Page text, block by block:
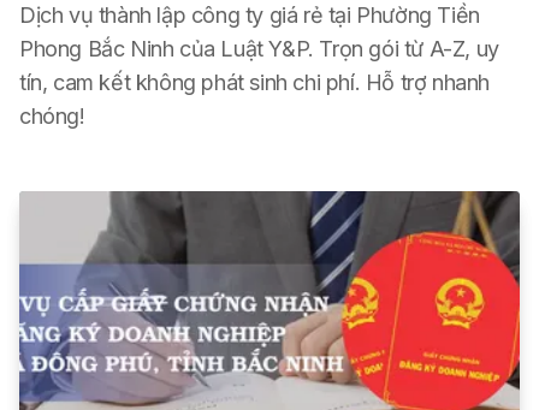
Dịch vụ thành lập công ty giá rẻ tại Phường Tiền
Phong Bắc Ninh của Luật Y&P. Trọn gói từ A-Z, uy
tín, cam kết không phát sinh chi phí. Hỗ trợ nhanh
chóng!